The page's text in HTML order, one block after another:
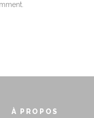
À PROPOS